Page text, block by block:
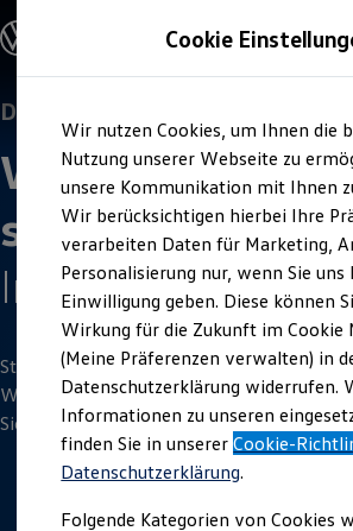
Hauptinhalt
springen
Footer
springen
Offene Stellen entdecken
Einstiegsmöglichkeiten
Schüler
Schülerpraktikum
Schüler Ferienjobs
Einstiegsqualifizierung
Studenten
Praktikum
Abschlussarbeit
Master-Stipendium
Auslandspraktikum
Jobs in Semesterferien
Werkstudentin /
Absolventen
StartUp Direct
Doktorandenprogramm
Volontariat
Berufserfahrene
Direkteinstieg
Jobs in der Volkswagen
Jobs in Produktion und
Duales Studium
senElektro- und
Starte zum Wintersemester 2027/2028
Wirtschaftsingenieurwesen Elektro- und
Sichere dir deinen dualen Studienplatz.
Minuten Lesezeit
Cookie
Wir nutzen Cookies, um Ihnen die
Nutzung unserer Webseite zu
unsere Kommunikation mit Ihnen
Wir berücksichtigen hierbei Ihre
verarbeiten Daten für Marketing,
Personalisierung nur, wenn Sie uns
Einwilligung geben. Diese können
Wirkung für die Zukunft im Cookie
(Meine Präferenzen verwalten) in
Datenschutzerklärung widerrufen.
Informationen zu unseren
finden Sie in unsererCookie-
Datenschutzerklärung.
Folgende Kategorien von Cookies